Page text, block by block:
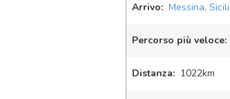
Arrivo: Messina,
Percorso più veloce:
Distanza: 1022km